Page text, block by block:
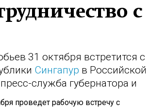
с
31 октября встретится с
Сингапур в Российской
служба губернатора и
проведет рабочую встречу с